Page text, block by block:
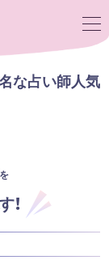
な占い師人気
を
！